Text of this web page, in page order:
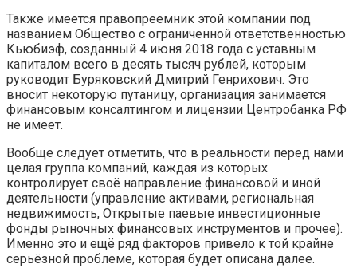
Также имеется правопреемник этой компании под
названием Общество с ограниченной ответственностью
Кьюбиэф, созданный 4 июня 2018 года с уставным
капиталом всего в десять тысяч рублей, которым
руководит Буряковский Дмитрий Генрихович. Это
вносит некоторую путаницу, организация занимается
финансовым консалтингом и лицензии Центробанка РФ
не имеет.
Вообще следует отметить, что в реальности перед нами
целая группа компаний, каждая из которых
контролирует своё направление финансовой и иной
деятельности (управление активами, региональная
недвижимость, Открытые паевые инвестиционные
фонды рыночных финансовых инструментов и прочее).
Именно это и ещё ряд факторов привело к той крайне
серьёзной проблеме, которая будет описана далее.